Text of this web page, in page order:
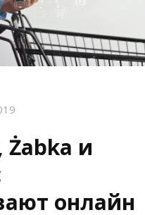
Żabka и
онлайн